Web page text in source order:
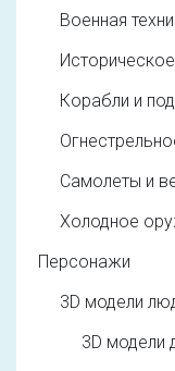
Военная
Корабли и
Самолеты и
Холодное
Персонажи
3D модели
3D модели